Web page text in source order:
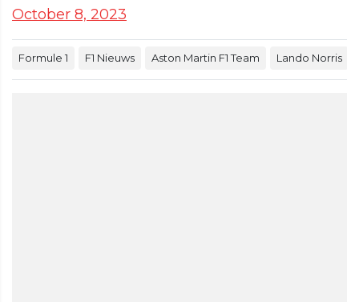
October 8, 2023
Formule 1 F1 Nieuws Aston Martin F1 Team Lando Norris